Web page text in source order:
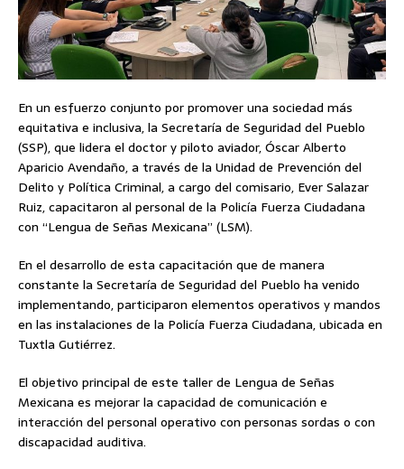
En un esfuerzo conjunto por promover una sociedad más
equitativa e inclusiva, la Secretaría de Seguridad del Pueblo
(SSP), que lidera el doctor y piloto aviador, Óscar Alberto
Aparicio Avendaño, a través de la Unidad de Prevención del
Delito y Política Criminal, a cargo del comisario, Ever Salazar
Ruiz, capacitaron al personal de la Policía Fuerza Ciudadana
con “Lengua de Señas Mexicana” (LSM).
En el desarrollo de esta capacitación que de manera
constante la Secretaría de Seguridad del Pueblo ha venido
implementando, participaron elementos operativos y mandos
en las instalaciones de la Policía Fuerza Ciudadana, ubicada en
Tuxtla Gutiérrez.
El objetivo principal de este taller de Lengua de Señas
Mexicana es mejorar la capacidad de comunicación e
interacción del personal operativo con personas sordas o con
discapacidad auditiva.